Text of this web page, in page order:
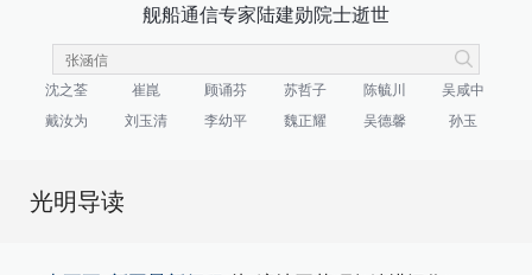
舰船通信专家陆建勋院士逝世
沈之荃 崔崑 顾诵芬 苏哲子 陈毓川
吴咸中
戴汝为
刘玉清 李幼平 魏正耀 吴德馨 孙玉
光明导读